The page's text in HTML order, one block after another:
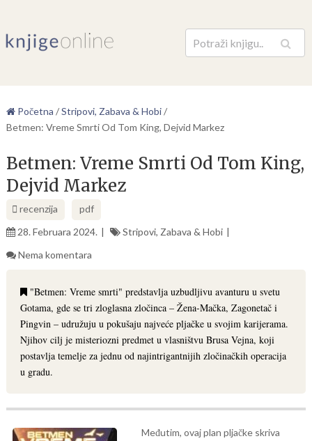
Pretraga
Početna /Stripovi, Zabava & Hobi/
Betmen: Vreme Smrti Od Tom King, Dejvid Markez
Betmen: Vreme Smrti Od Tom King,
Dejvid Markez
recenzija
pdf
28. Februara 2024.
Stripovi, Zabava & Hobi
Nema komentara
"Betmen: Vreme smrti" predstavlja uzbudljivu avanturu u svetu
Gotama, gde se tri zloglasna zločinca – Žena-Mačka, Zagonetač i
Pingvin – udružuju u pokušaju najveće pljačke u svojim karijerama.
Njihov cilj je misteriozni predmet u vlasništvu Brusa Vejna, koji
postavlja temelje za jednu od najintrigantnijih zločinačkih operacija
u gradu.
Međutim, ovaj plan pljačke skriva